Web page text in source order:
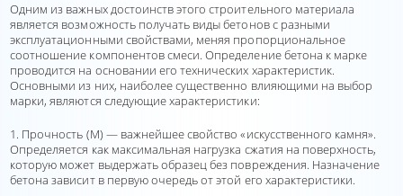
Одним из важных достоинств этого строительного материала
является возможность получать виды бетонов с разными
эксплуатационными свойствами, меняя пропорциональное
соотношение компонентов смеси. Определение бетона к марке
проводится на основании его технических характеристик.
Основными из них, наиболее существенно влияющими на выбор
марки, являются следующие характеристики:
1. Прочность (М) — важнейшее свойство «искусственного камня».
Определяется как максимальная нагрузка сжатия на поверхность,
которую может выдержать образец без повреждения. Назначение
бетона зависит в первую очередь от этой его характеристики.